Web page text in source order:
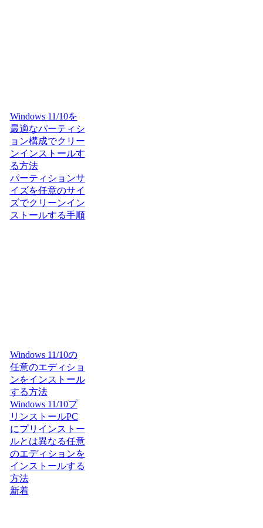
Windows 11/10を
最適なパーティシ
ョン構成でクリー
ンインストールす
る方法
パーティションサ
イズを任意のサイ
ズでクリーンイン
ストールする手順
Windows 11/10の
任意のエディショ
ンをインストール
する方法
Windows 11/10プ
リンストールPC
にプリインストー
ルとは異なる任意
のエディションを
インストールする
方法
新着